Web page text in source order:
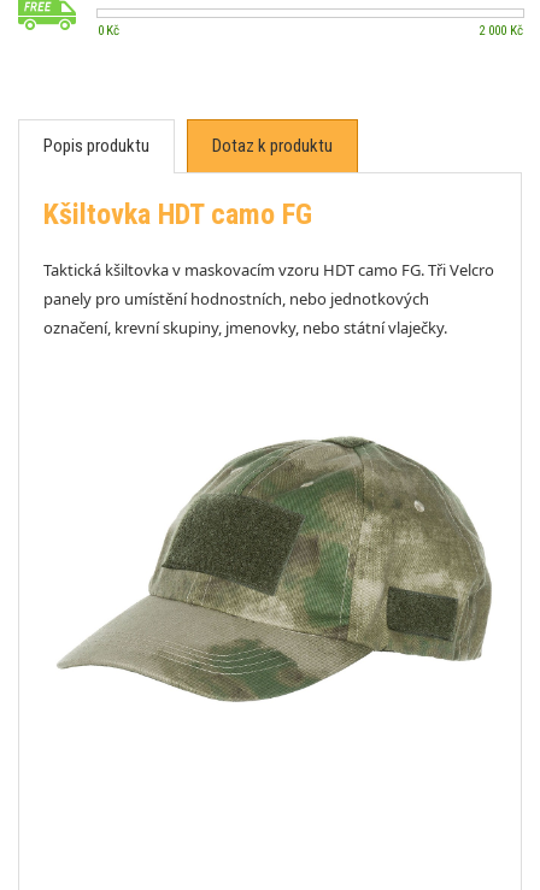
0 Kč 2 000 Kč
Popis produktu Dotaz k produktu
Kšiltovka HDT camo FG
Taktická kšiltovka v maskovacím vzoru HDT camo FG. Tři Velcro
panely pro umístění hodnostních, nebo jednotkových
označení, krevní skupiny, jmenovky, nebo státní vlaječky.